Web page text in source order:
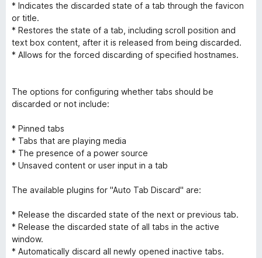
* Indicates the discarded state of a tab through the favicon
or title.
* Restores the state of a tab, including scroll position and
text box content, after it is released from being discarded.
* Allows for the forced discarding of specified hostnames.
The options for configuring whether tabs should be
discarded or not include:
* Pinned tabs
* Tabs that are playing media
* The presence of a power source
* Unsaved content or user input in a tab
The available plugins for "Auto Tab Discard" are:
* Release the discarded state of the next or previous tab.
* Release the discarded state of all tabs in the active
window.
* Automatically discard all newly opened inactive tabs.